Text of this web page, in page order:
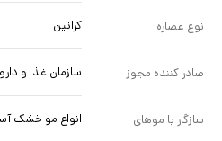
نوع عصاره کراتین
صادر کننده مجوز سازمان غذا و دارو
سازگار با موهای انواع مو خشک